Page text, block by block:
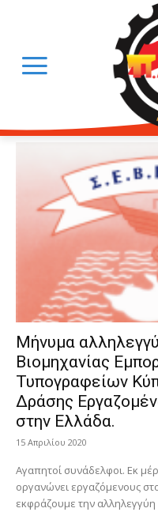
Μήνυμα
Βιομηχανίας
Τυπογραφείων
Δράσης
στην Ελλάδα.
15 Απριλίου 2020
Αγαπητοί συνάδελφοι. Εκ
οργανώνει εργαζόμενους
εκφράζουμε την